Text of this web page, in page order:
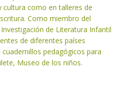
cultura como en talleres de
Como miembro del
de Literatura Infantil
de diferentes países
pedagógicos para
Museo de los niños.